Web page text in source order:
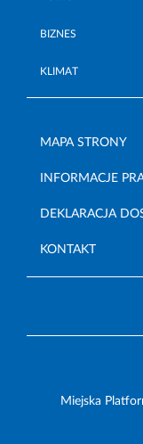
BIZNES
KLIMAT
MAPA STRONY
INFORMACJE
DEKLARACJA
KONTAKT
Miejska